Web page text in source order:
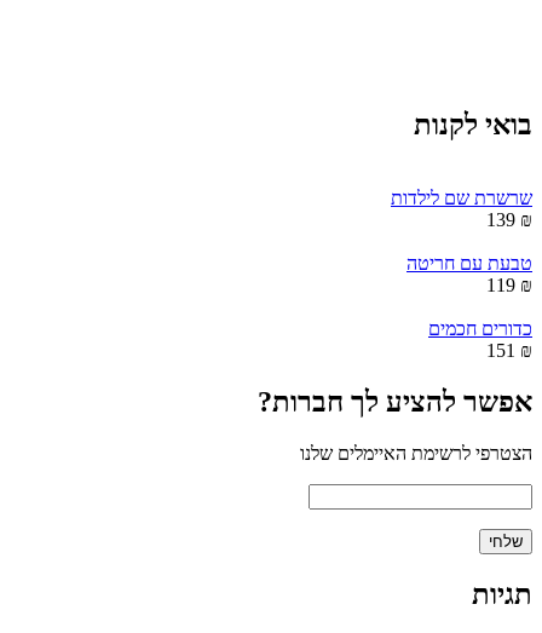
בואי לקנות
שרשרת שם לילדות
₪ 139
טבעת עם חריטה
₪ 119
כדורים חכמים
₪ 151
אפשר להציע לך חברות?
הצטרפי לרשימת האיימלים שלנו
תגיות